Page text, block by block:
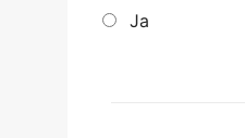
Ja